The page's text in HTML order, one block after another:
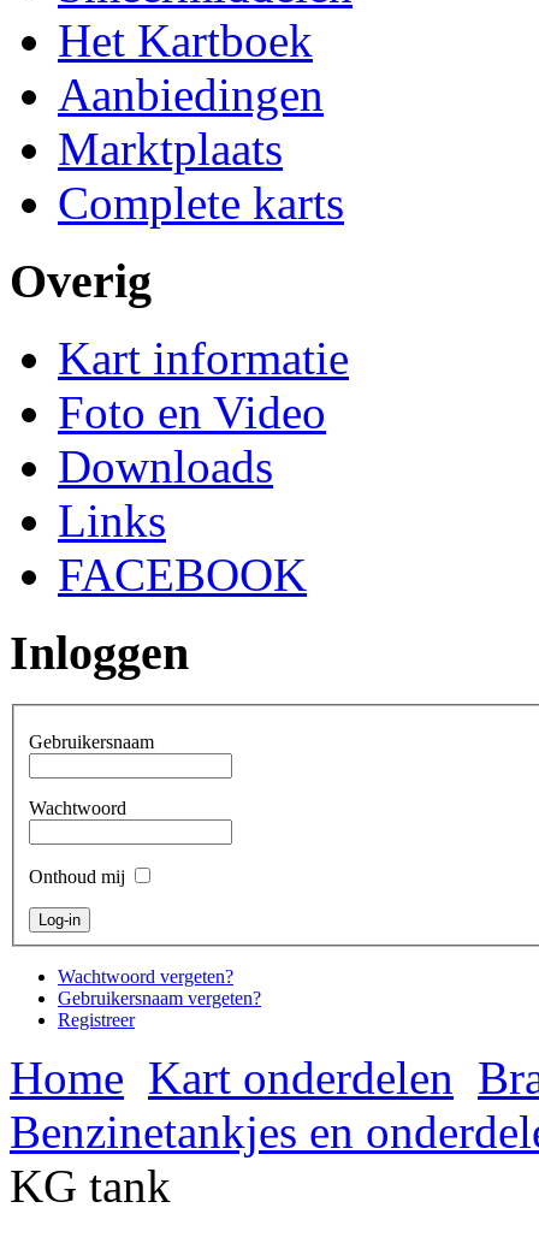
Het Kartboek
Aanbiedingen
Marktplaats
Complete karts
Overig
Kart informatie
Foto en Video
Downloads
Links
FACEBOOK
Inloggen
Gebruikersnaam
Wachtwoord
Onthoud mij
Wachtwoord vergeten?
Gebruikersnaam vergeten?
Registreer
Home Kart onderdelen
Benzinetankjes en
KG tank